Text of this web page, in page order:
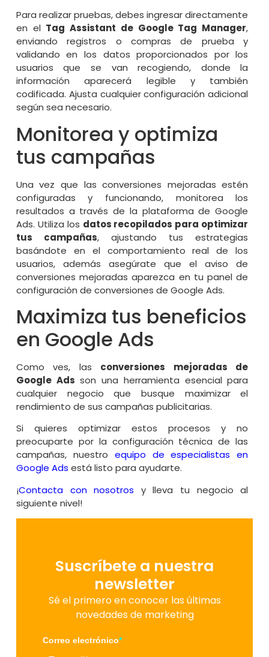
Para realizar pruebas, debes ingresar directamente
en el Tag Assistant de Google Tag Manager,
enviando registros o compras de prueba y
validando en los datos proporcionados por los
usuarios que se van recogiendo, donde la
información aparecerá legible y también
codificada. Ajusta cualquier configuración adicional
según sea necesario.
Monitorea y optimiza
tus campañas
Una vez que las conversiones mejoradas estén
configuradas y funcionando, monitorea los
resultados a través de la plataforma de Google
Ads. Utiliza los datos recopilados para optimizar
tus campañas, ajustando tus estrategias
basándote en el comportamiento real de los
usuarios, además asegúrate que el aviso de
conversiones mejoradas aparezca en tu panel de
configuración de conversiones de Google Ads.
Maximiza tus beneficios
en Google Ads
Como ves, las conversiones mejoradas de
Google Ads son una herramienta esencial para
cualquier negocio que busque maximizar el
rendimiento de sus campañas publicitarias.
Si quieres optimizar estos procesos y no
preocuparte por la configuración técnica de las
campañas, nuestro equipo de especialistas en
Google Ads está listo para ayudarte.
¡Contacta con nosotros y lleva tu negocio al
siguiente nivel!
Suscríbete a nuestra
newsletter
Sé el primero en conocer las últimas
novedades de marketing
Correo electrónico*